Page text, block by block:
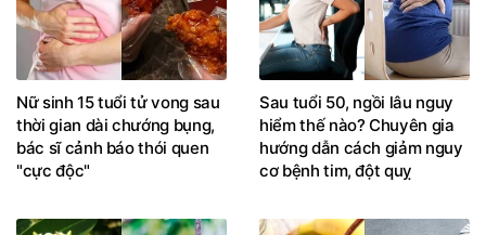
Nữ sinh 15 tuổi tử vong sau
thời gian dài chướng bụng,
bác sĩ cảnh báo thói quen
"cực độc"
Sau tuổi 50, ngồi lâu nguy
hiểm thế nào? Chuyên gia
hướng dẫn cách giảm nguy
cơ bệnh tim, đột quỵ